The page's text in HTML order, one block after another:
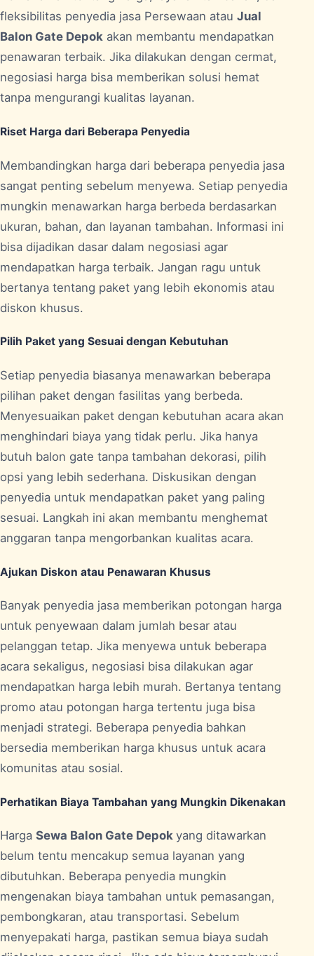
fleksibilitas penyedia jasa Persewaan atau Jual
Balon Gate Depok akan membantu mendapatkan
penawaran terbaik. Jika dilakukan dengan cermat,
negosiasi harga bisa memberikan solusi hemat
tanpa mengurangi kualitas layanan.
Riset Harga dari Beberapa Penyedia
Membandingkan harga dari beberapa penyedia jasa
sangat penting sebelum menyewa. Setiap penyedia
mungkin menawarkan harga berbeda berdasarkan
ukuran, bahan, dan layanan tambahan. Informasi ini
bisa dijadikan dasar dalam negosiasi agar
mendapatkan harga terbaik. Jangan ragu untuk
bertanya tentang paket yang lebih ekonomis atau
diskon khusus.
Pilih Paket yang Sesuai dengan Kebutuhan
Setiap penyedia biasanya menawarkan beberapa
pilihan paket dengan fasilitas yang berbeda.
Menyesuaikan paket dengan kebutuhan acara akan
menghindari biaya yang tidak perlu. Jika hanya
butuh balon gate tanpa tambahan dekorasi, pilih
opsi yang lebih sederhana. Diskusikan dengan
penyedia untuk mendapatkan paket yang paling
sesuai. Langkah ini akan membantu menghemat
anggaran tanpa mengorbankan kualitas acara.
Ajukan Diskon atau Penawaran Khusus
Banyak penyedia jasa memberikan potongan harga
untuk penyewaan dalam jumlah besar atau
pelanggan tetap. Jika menyewa untuk beberapa
acara sekaligus, negosiasi bisa dilakukan agar
mendapatkan harga lebih murah. Bertanya tentang
promo atau potongan harga tertentu juga bisa
menjadi strategi. Beberapa penyedia bahkan
bersedia memberikan harga khusus untuk acara
komunitas atau sosial.
Perhatikan Biaya Tambahan yang Mungkin Dikenakan
Harga Sewa Balon Gate Depok yang ditawarkan
belum tentu mencakup semua layanan yang
dibutuhkan. Beberapa penyedia mungkin
mengenakan biaya tambahan untuk pemasangan,
pembongkaran, atau transportasi. Sebelum
menyepakati harga, pastikan semua biaya sudah